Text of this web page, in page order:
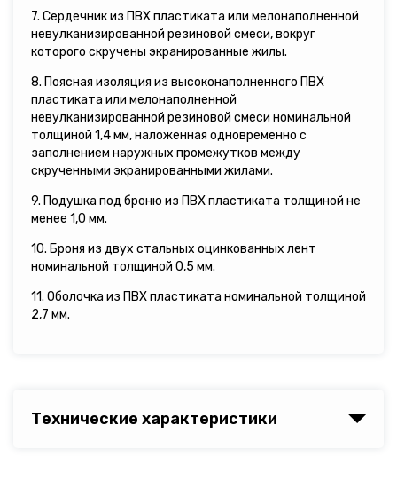
7. Сердечник из ПВХ пластиката или мелонаполненной
невулканизированной резиновой смеси, вокруг
которого скручены экранированные жилы.
8. Поясная изоляция из высоконаполненного ПВХ
пластиката или мелонаполненной
невулканизированной резиновой смеси номинальной
толщиной 1,4 мм, наложенная одновременно с
заполнением наружных промежутков между
скрученными экранированными жилами.
9. Подушка под броню из ПВХ пластиката толщиной не
менее 1,0 мм.
10. Броня из двух стальных оцинкованных лент
номинальной толщиной 0,5 мм.
11. Оболочка из ПВХ пластиката номинальной толщиной
2,7 мм.
Технические характеристики